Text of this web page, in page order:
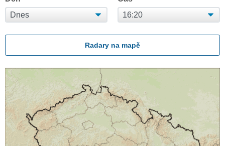
Radary na mapě